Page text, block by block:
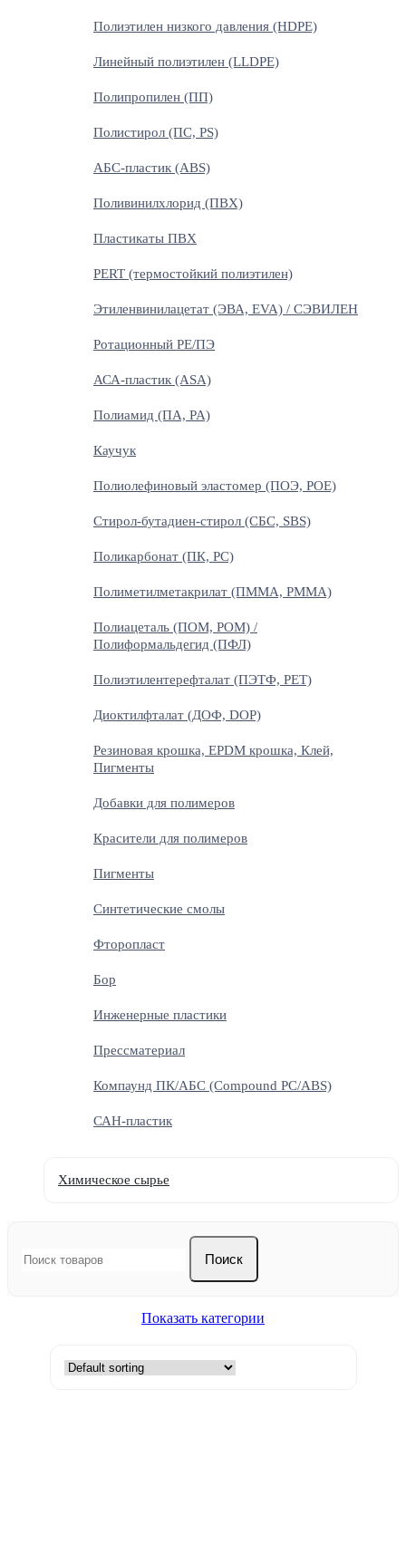
Полиэтилен низкого давления (HDPE)
Линейный полиэтилен (LLDPE)
Полипропилен (ПП)
Полистирол (ПС, PS)
АБС-пластик (ABS)
Поливинилхлорид (ПВХ)
Пластикаты ПВХ
PERT (термостойкий полиэтилен)
Этиленвинилацетат (ЭВА, EVA) / СЭВИЛЕН
Ротационный PE/ПЭ
АСА-пластик (ASA)
Полиамид (ПА, PA)
Каучук
Полиолефиновый эластомер (ПОЭ, POE)
Стирол-бутадиен-стирол (СБС, SBS)
Поликарбонат (ПК, PC)
Полиметилметакрилат (ПММА, PMMA)
Полиацеталь (ПОМ, POM) /
Полиформальдегид (ПФЛ)
Полиэтилентерефталат (ПЭТФ, PET)
Диоктилфталат (ДОФ, DOP)
Резиновая крошка, EPDM крошка, Клей,
Пигменты
Добавки для полимеров
Красители для полимеров
Пигменты
Синтетические смолы
Фторопласт
Бор
Инженерные пластики
Прессматериал
Компаунд ПК/АБС (Compound PC/ABS)
САН-пластик
Химическое сырье
Поиск
Показать категории